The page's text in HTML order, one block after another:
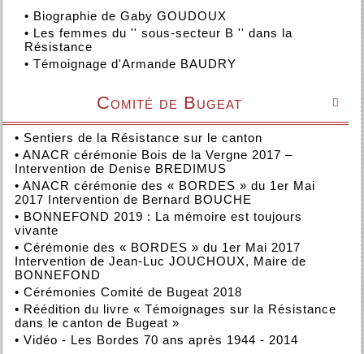
• Biographie de Gaby GOUDOUX
• Les femmes du '' sous-secteur B '' dans la
Résistance
• Témoignage d'Armande BAUDRY

Comité de Bugeat
• Sentiers de la Résistance sur le canton
• ANACR cérémonie Bois de la Vergne 2017 –
Intervention de Denise BREDIMUS
• ANACR cérémonie des « BORDES » du 1er Mai
2017 Intervention de Bernard BOUCHE
• BONNEFOND 2019 : La mémoire est toujours
vivante
• Cérémonie des « BORDES » du 1er Mai 2017
Intervention de Jean-Luc JOUCHOUX, Maire de
BONNEFOND
• Cérémonies Comité de Bugeat 2018
• Réédition du livre « Témoignages sur la Résistance
dans le canton de Bugeat »
• Vidéo - Les Bordes 70 ans après 1944 - 2014